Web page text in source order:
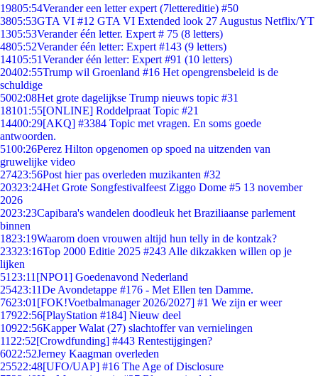
19805:54Verander een letter expert (7lettereditie) #50
3805:53GTA VI #12 GTA VI Extended look 27 Augustus Netflix/YT
1305:53Verander één letter. Expert # 75 (8 letters)
4805:52Verander één letter: Expert #143 (9 letters)
14105:51Verander één letter: Expert #91 (10 letters)
20402:55Trump wil Groenland #16 Het opengrensbeleid is de
schuldige
5002:08Het grote dagelijkse Trump nieuws topic #31
18101:55[ONLINE] Roddelpraat Topic #21
14400:29[AKQ] #3384 Topic met vragen. En soms goede
antwoorden.
5100:26Perez Hilton opgenomen op spoed na uitzenden van
gruwelijke video
27423:56Post hier pas overleden muzikanten #32
20323:24Het Grote Songfestivalfeest Ziggo Dome #5 13 november
2026
2023:23Capibara's wandelen doodleuk het Braziliaanse parlement
binnen
1823:19Waarom doen vrouwen altijd hun telly in de kontzak?
23323:16Top 2000 Editie 2025 #243 Alle dikzakken willen op je
lijken
51 23:11 [NPO1] Goedenavond Nederland
25423:11De Avondetappe #176 - Met Ellen ten Damme.
7623:01 [FOK!Voetbalmanager 2026/2027] #1 We zijn er weer
17922:56[PlayStation #184] Nieuw deel
10922:56Kapper Walat (27) slachtoffer van vernielingen
11 22:52[Crowdfunding] #443 Rentestijgingen?
6022:52Jerney Kaagman overleden
25522:48[UFO/UAP] #16 The Age of Disclosure